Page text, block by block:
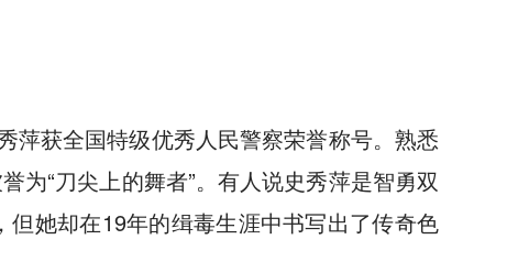
萍获全国特级优秀人民警察荣誉称号。熟悉
为“刀尖上的舞者”。有人说史秀萍是智勇双
她却在19年的缉毒生涯中书写出了传奇色